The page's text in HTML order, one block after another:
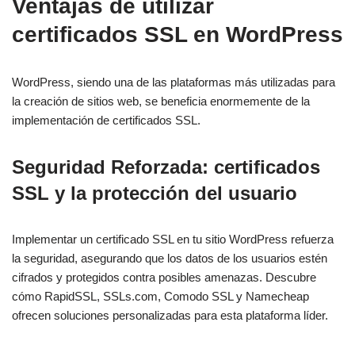
Ventajas de utilizar
certificados SSL en WordPress
WordPress, siendo una de las plataformas más utilizadas para
la creación de sitios web, se beneficia enormemente de la
implementación de certificados SSL.
Seguridad Reforzada: certificados
SSL y la protección del usuario
Implementar un certificado SSL en tu sitio WordPress refuerza
la seguridad, asegurando que los datos de los usuarios estén
cifrados y protegidos contra posibles amenazas. Descubre
cómo RapidSSL, SSLs.com, Comodo SSL y Namecheap
ofrecen soluciones personalizadas para esta plataforma líder.